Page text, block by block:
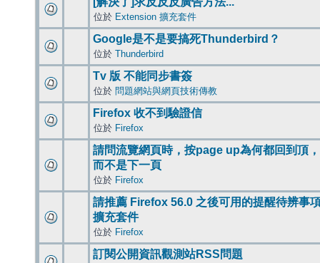
位於 Extension 擴充套件
Google是不是要搞死Thunderbird？
位於 Thunderbird
Tv 版 不能同步書簽
位於 問題網站與網頁技術傳教
Firefox 收不到驗證信
位於 Firefox
請問流覽網頁時，按page up為何都回到頂，
而不是下一頁
位於 Firefox
請推薦 Firefox 56.0 之後可用的提醒待辨事
擴充套件
位於 Firefox
訂閱公開資訊觀測站RSS問題